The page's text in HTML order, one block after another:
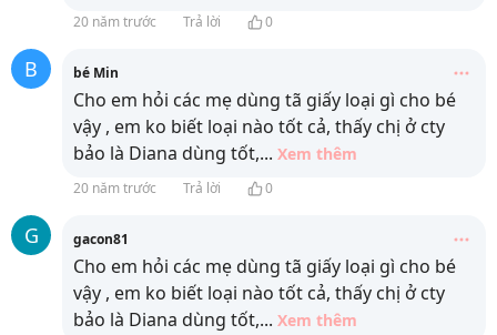
20 năm trước Trả lời 0
B bé Min
Cho em hỏi các mẹ dùng tã giấy loại gì cho bé
vậy , em ko biết loại nào tốt cả, thấy chị ở cty
bảo là Diana dùng tốt,... Xem thêm
20 năm trước Trả lời 0
G gacon81
Cho em hỏi các mẹ dùng tã giấy loại gì cho bé
vậy , em ko biết loại nào tốt cả, thấy chị ở cty
bảo là Diana dùng tốt,... Xem thêm